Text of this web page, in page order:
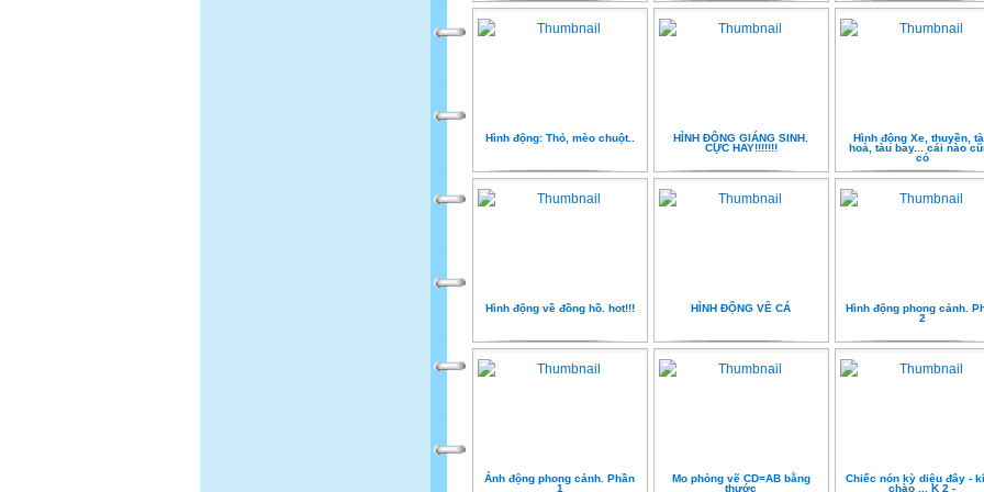
Hình động: Thỏ, mèo chuột..
HÌNH ĐỘNG GIÁNG SINH.
CỰC HAY!!!!!!!
Hình động Xe, thuyền,
hoả, tàu bay... cái nào
có
Hình động về đồng hồ. hot!!! HÌNH ĐỘNG VỀ CÁ
Hình động phong cảnh.
2
Ảnh động phong cảnh. Phần
1
Mo phỏng vẽ CD=AB bằng
thước
Chiếc nón kỳ diệu đây -
chào ... K 2 -